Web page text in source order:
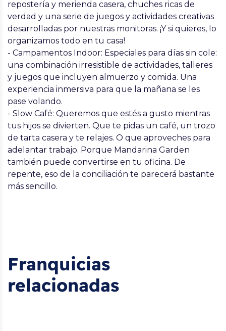
repostería y merienda casera, chuches ricas de
verdad y una serie de juegos y actividades creativas
desarrolladas por nuestras monitoras. ¡Y si quieres, lo
organizamos todo en tu casa!
- Campamentos Indoor: Especiales para días sin cole:
una combinación irresistible de actividades, talleres
y juegos que incluyen almuerzo y comida. Una
experiencia inmersiva para que la mañana se les
pase volando.
- Slow Café: Queremos que estés a gusto mientras
tus hijos se divierten. Que te pidas un café, un trozo
de tarta casera y te relajes. O que aproveches para
adelantar trabajo. Porque Mandarina Garden
también puede convertirse en tu oficina. De
repente, eso de la conciliación te parecerá bastante
más sencillo.
Franquicias
relacionadas